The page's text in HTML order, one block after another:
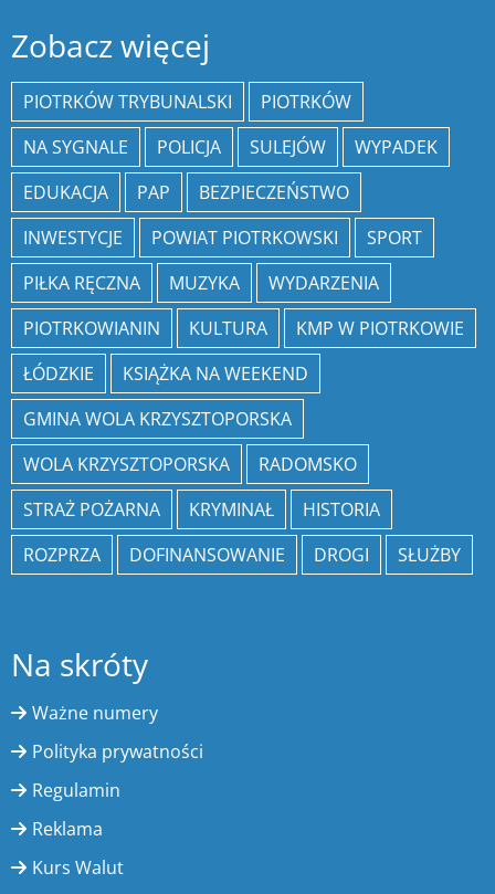
Zobacz więcej
PIOTRKÓW TRYBUNALSKI
PIOTRKÓW
NA SYGNALE
POLICJA SULEJÓW
WYPADEK
EDUKACJA
PAP
BEZPIECZEŃSTWO
INWESTYCJE
POWIAT PIOTRKOWSKI
SPORT
PIŁKA RĘCZNA
MUZYKA
WYDARZENIA
PIOTRKOWIANIN
KULTURA
KMP W PIOTRKOWIE
ŁÓDZKIE
KSIĄŻKA NA WEEKEND
GMINA WOLA KRZYSZTOPORSKA
WOLA KRZYSZTOPORSKA
RADOMSKO
STRAŻ POŻARNA
KRYMINAŁ
HISTORIA
ROZPRZA
DOFINANSOWANIE DROGI SŁUŻBY
Na skróty
Ważne numery
Polityka prywatności
Regulamin
Reklama
Kurs Walut